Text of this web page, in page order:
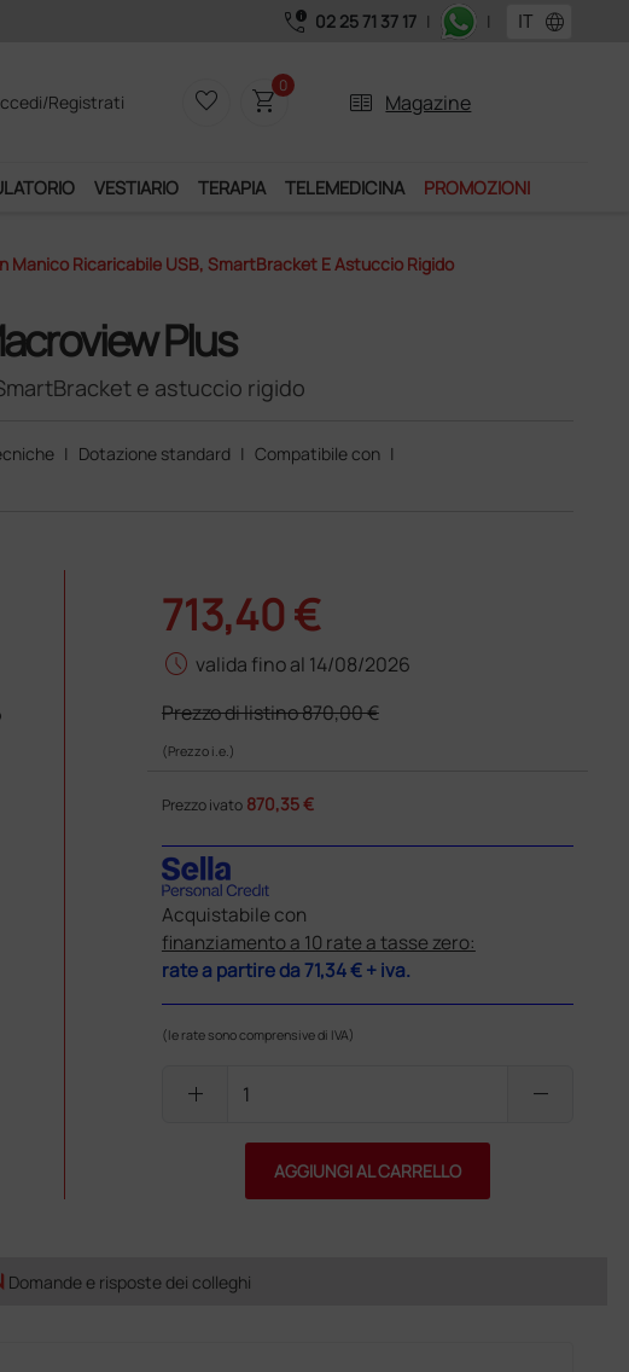
call_quality 02 25 71 37 17 | | language
Registrati favorite_border shopping_cart0
two_pager Magazine
VESTIARIO TERAPIA TELEMEDICINA PROMOZIONI
Manico Ricaricabile USB, SmartBracket E Astuccio Rigido
Plus
e astuccio rigido
| Dotazione standard | Compatibile con |
713,40 €
schedule valida fino al 14/08/2026
Prezzo di listino870,00 €
(Prezzo i.e.)
Prezzo ivato 870,35 €
Acquistabile con
finanziamento a 10 rate a tasse zero:
rate a partire da71,34 €+ iva.
(le rate sono comprensive di IVA)
add remove
AGGIUNGI AL CARRELLO
Domande e risposte dei colleghi